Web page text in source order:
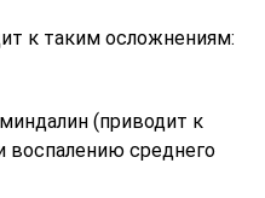
к таким осложнениям:
(приводит к
воспалению среднего